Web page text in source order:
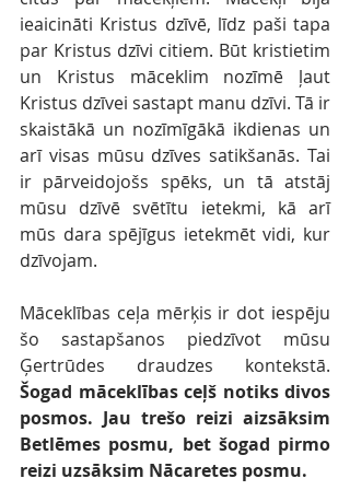
ieaicināti Kristus dzīvē, līdz paši tapa
par Kristus dzīvi citiem. Būt kristietim
un Kristus māceklim nozīmē ļaut
Kristus dzīvei sastapt manu dzīvi. Tā ir
skaistākā un nozīmīgākā ikdienas un
arī visas mūsu dzīves satikšanās. Tai
ir pārveidojošs spēks, un tā atstāj
mūsu dzīvē svētītu ietekmi, kā arī
mūs dara spējīgus ietekmēt vidi, kur
dzīvojam.
Māceklības ceļa mērķis ir dot iespēju
šo sastapšanos piedzīvot mūsu
Šogad māceklības ceļš notiks divos
posmos. Jau trešo reizi aizsāksim
Betlēmes posmu, bet šogad pirmo
reizi uzsāksim Nācaretes posmu.